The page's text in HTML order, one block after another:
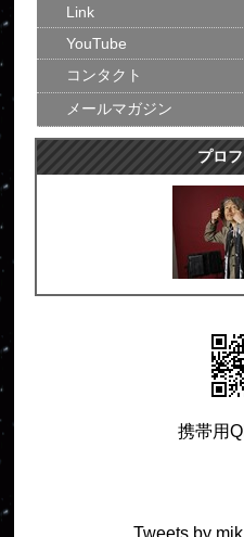
Link
YouTube
コンタクト
メールマガジン
プロ
携帯用
Tweets by